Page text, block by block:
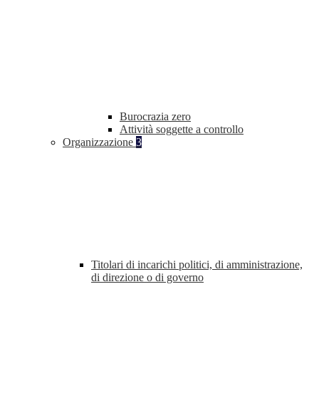
Burocrazia zero
Attività soggette a controllo
Organizzazione 3
Titolari di incarichi politici, di amministrazione,
di direzione o di governo